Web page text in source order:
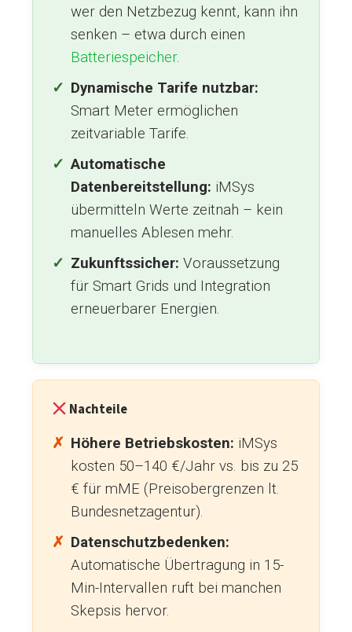
wer den Netzbezug kennt, kann ihn
senken – etwa durch einen
Batteriespeicher.
Dynamische Tarife nutzbar:
Smart Meter ermöglichen
zeitvariable Tarife.
Automatische
Datenbereitstellung: iMSys
übermitteln Werte zeitnah – kein
manuelles Ablesen mehr.
Zukunftssicher: Voraussetzung
für Smart Grids und Integration
erneuerbarer Energien.
Nachteile
Höhere Betriebskosten: iMSys
kosten 50–140 €/Jahr vs. bis zu 25
€ für mME (Preisobergrenzen lt.
Bundesnetzagentur).
Datenschutzbedenken:
Automatische Übertragung in 15-
Min-Intervallen ruft bei manchen
Skepsis hervor.